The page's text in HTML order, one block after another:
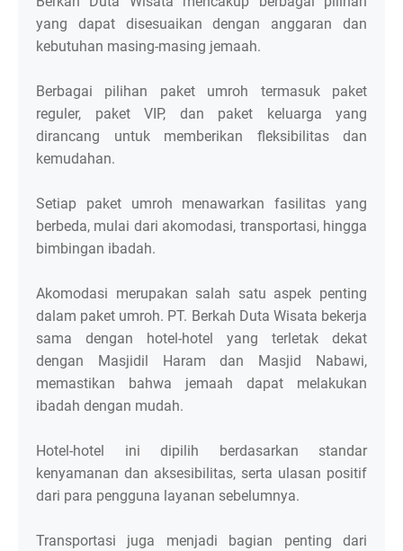
yang dapat disesuaikan dengan anggaran dan
kebutuhan masing-masing jemaah.
Berbagai pilihan paket umroh termasuk paket
reguler, paket VIP, dan paket keluarga yang
dirancang untuk memberikan fleksibilitas dan
kemudahan.
Setiap paket umroh menawarkan fasilitas yang
berbeda, mulai dari akomodasi, transportasi, hingga
bimbingan ibadah.
Akomodasi merupakan salah satu aspek penting
dalam paket umroh. PT. Berkah Duta Wisata bekerja
sama dengan hotel-hotel yang terletak dekat
dengan Masjidil Haram dan Masjid Nabawi,
memastikan bahwa jemaah dapat melakukan
ibadah dengan mudah.
Hotel-hotel ini dipilih berdasarkan standar
kenyamanan dan aksesibilitas, serta ulasan positif
dari para pengguna layanan sebelumnya.
Transportasi juga menjadi bagian penting dari